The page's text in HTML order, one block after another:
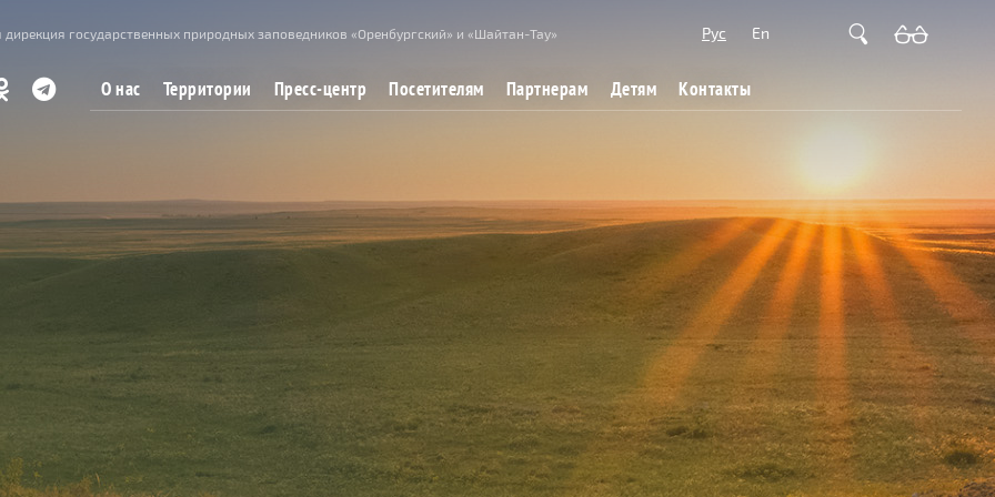
государственных природных заповедников «Оренбургский» и «Шайтан-Тау» Рус En
О нас Территории Пресс-центр Посетителям Партнерам Детям Контакты